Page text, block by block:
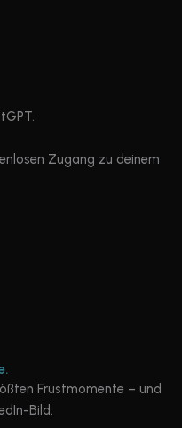
Zugang zu deinem
Frustmomente – und
Bild.